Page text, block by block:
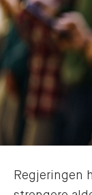
Regjeringen